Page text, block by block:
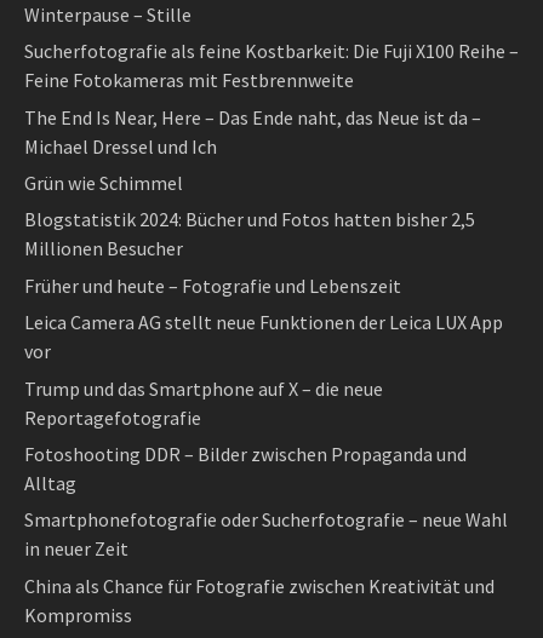
Winterpause – Stille
Sucherfotografie als feine Kostbarkeit: Die Fuji X100 Reihe –
Feine Fotokameras mit Festbrennweite
The End Is Near, Here – Das Ende naht, das Neue ist da –
Michael Dressel und Ich
Grün wie Schimmel
Blogstatistik 2024: Bücher und Fotos hatten bisher 2,5
Millionen Besucher
Früher und heute – Fotografie und Lebenszeit
Leica Camera AG stellt neue Funktionen der Leica LUX App
vor
Trump und das Smartphone auf X – die neue
Reportagefotografie
Fotoshooting DDR – Bilder zwischen Propaganda und
Alltag
Smartphonefotografie oder Sucherfotografie – neue Wahl
in neuer Zeit
China als Chance für Fotografie zwischen Kreativität und
Kompromiss